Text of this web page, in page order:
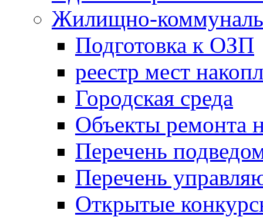
Жилищно-
Подготовка к ОЗП
реестр мест
Городская среда
Объекты ремонта
Перечень
Перечень
Открытые